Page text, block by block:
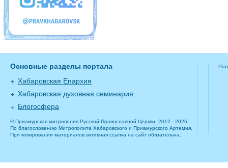
Основные разделы портала
Хабаровская Епархия
Хабаровская духовная семинария
Блогосфера
© Приамурская митрополия Русской Православной Церкви, 2012 - 2026
По благословению Митрополита Хабаровского и Приамурского Артемия.
При копировании материалов активная ссылка на сайт обязательна.